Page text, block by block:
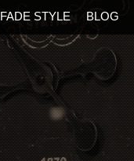
FADE STYLE BLOG